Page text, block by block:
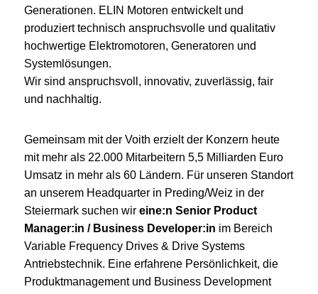
Generationen. ELIN Motoren entwickelt und
produziert technisch anspruchsvolle und qualitativ
hochwertige Elektromotoren, Generatoren und
Systemlösungen.
Wir sind anspruchsvoll, innovativ, zuverlässig, fair
und nachhaltig.
Gemeinsam mit der Voith erzielt der Konzern heute
mit mehr als 22.000 Mitarbeitern 5,5 Milliarden Euro
Umsatz in mehr als 60 Ländern. Für unseren Standort
an unserem Headquarter in Preding/Weiz in der
Steiermark suchen wir eine:n Senior Product
Manager:in / Business Developer:in im Bereich
Variable Frequency Drives & Drive Systems
Antriebstechnik. Eine erfahrene Persönlichkeit, die
Produktmanagement und Business Development